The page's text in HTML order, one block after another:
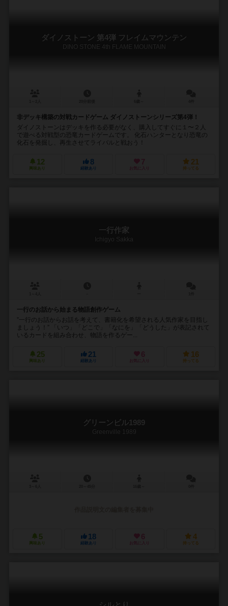
ダイノストーン 第4弾 フレイムマウンテン
DINO STONE 4th FLAME MOUNTAIN
非デッキ構築の対戦カードゲーム ダイノストーンシリーズ第4弾！
ダイノストーンはデッキを作る必要がなく、購入してすぐに１〜２人
で遊べる対戦型の恐竜カードゲームです。 化石ハンターとなり恐竜の
化石を発掘し、再生させてライバルと戦おう！
12
興味あり
8
経験あり
7
お気に入り
21
持ってる
一行作家
Ichigyo Sakka
一行のお話から始まる物語創作ゲーム
”一行のお話からお話を考えて、書籍化を希望される人気作家を目指し
ましょう！” 「いつ」「どこで」「なにを」「どうした」が表記されて
いるカードを組み合わせ、物語を作るゲー...
25
興味あり
21
経験あり
6
お気に入り
16
持ってる
グリーンビル1989
Greenville 1989
5
興味あり
18
経験あり
6
お気に入り
4
持ってる